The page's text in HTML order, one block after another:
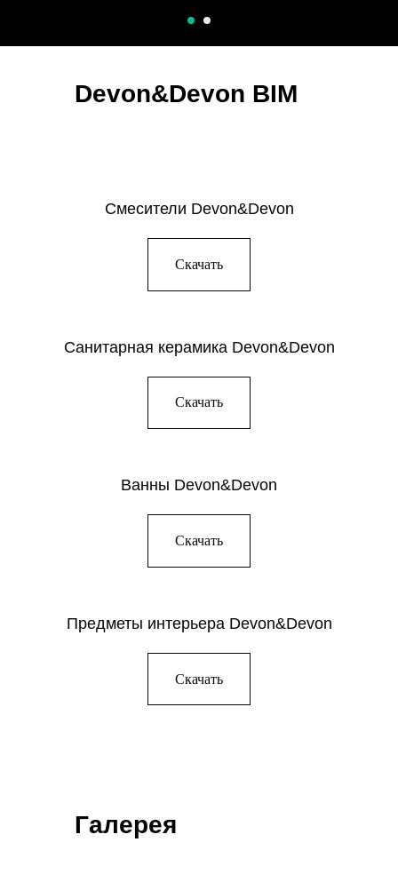
Devon&Devon BIM
Смесители Devon&Devon
Скачать
Санитарная керамика Devon&Devon
Скачать
Ванны Devon&Devon
Скачать
Предметы интерьера Devon&Devon
Скачать
Галерея